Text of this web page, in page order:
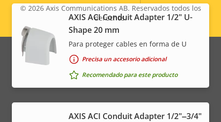
AXIS ACI Conduit Adapter 1/2" U-
Shape 20 mm
Para proteger cables en forma de U
Precisa un accesorio adicional
Recomendado para este producto
AXIS ACI Conduit Adapter 1/2"‒3/4"
Legal
menu
© 2026Axis Communications AB. Reservados todos los
derechos.